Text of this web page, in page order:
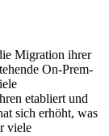
Migration ihrer
On-Prem-
etabliert und
sich erhöht, was
viele